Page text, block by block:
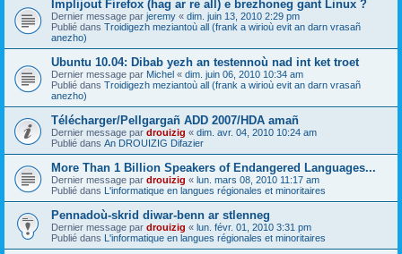
Implijout Firefox (hag ar re all) e brezhoneg gant Linux ?
Dernier message par jeremy « dim. juin 13, 2010 2:29 pm
Publié dans Troidigezh meziantoù all (frank a wirioù evit an darn vrasañ
anezho)
Ubuntu 10.04: Dibab yezh an testennoù nad int ket troet
Dernier message par Michel « dim. juin 06, 2010 10:34 am
Publié dans Troidigezh meziantoù all (frank a wirioù evit an darn vrasañ
anezho)
Télécharger/Pellgargañ ADD 2007/HDA amañ
Dernier message par drouizig « dim. avr. 04, 2010 10:24 am
Publié dans An DROUIZIG Difazier
More Than 1 Billion Speakers of Endangered Languages...
Dernier message par drouizig « lun. mars 08, 2010 11:17 am
Publié dans L'informatique en langues régionales et minoritaires
Pennadoù-skrid diwar-benn ar stlenneg
Dernier message par drouizig « lun. févr. 01, 2010 3:31 pm
Publié dans L'informatique en langues régionales et minoritaires